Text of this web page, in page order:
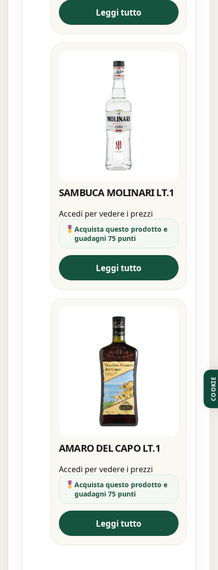
Leggi tutto
SAMBUCA MOLINARI LT.1
Accedi per vedere i prezzi
Acquista questo prodotto e
guadagni 75 punti
Leggi tutto
AMARO DEL CAPO LT.1
Accedi per vedere i prezzi
Acquista questo prodotto e
guadagni 75 punti
Leggi tutto
COOKIE